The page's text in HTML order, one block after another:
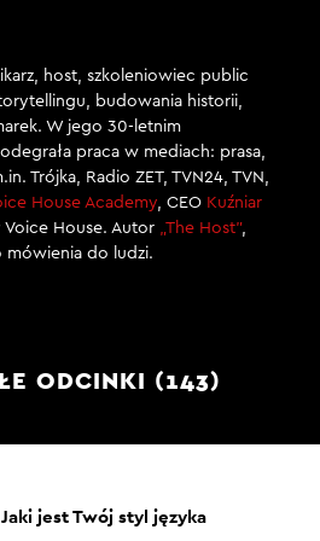
zazdrościsz... Bardzo bym
w trakcie small talk'u,
nie wydarzyło. To
a jak wiemy, mój ból jest
wydaje mi się, że nie będę
wszyscy słuchacze, a już
My w Polsce raczej
ale spróbujmy.
host, szkoleniowiec public
budowania historii,
W jego 30-letnim
praca w mediach: prasa,
Trójka, Radio ZET, TVN24, TVN,
House Academy, CEO Kuźniar
House. Autor „The Host”,
mówienia do ludzi.
ODCINKI (143)
jest Twój styl języka